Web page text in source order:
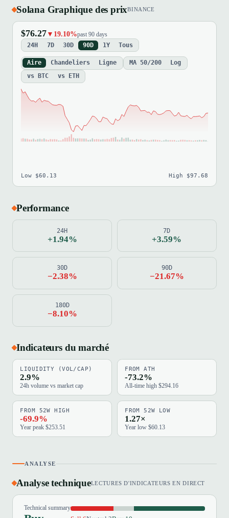
Solana Graphique des prixBINANCE
$76.27 ▼19.10%past 90 days
24H 7D 30D 90D 1Y Tous
Aire Chandeliers Ligne MA 50/200
Log
vs BTC
vs ETH
Low $60.13 High $97.68
Performance
24H
+1.94%
7D
+3.59%
30D
−2.38%
90D
−21.67%
180D
−8.10%
Indicateurs du marché
LIQUIDITY (VOL/CAP)
2.9%
24h volume vs market cap
FROM ATH
-73.2%
All-time high $294.16
FROM 52W HIGH
-69.9%
Year peak $253.51
FROM 52W LOW
1.27×
Year low $60.13
ANALYSE
Analyse techniqueLECTURES D'INDICATEURS EN DIRECT
Technical summary